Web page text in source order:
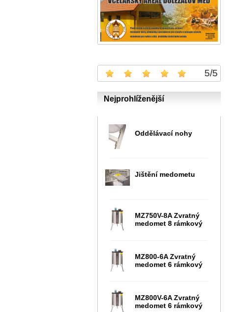
5/5
Nejprohlíženější
Oddělávací nohy
Jištění medometu
MZ750V-8A Zvratný
medomet 8 rámkový
MZ800-6A Zvratný
medomet 6 rámkový
MZ800V-6A Zvratný
medomet 6 rámkový